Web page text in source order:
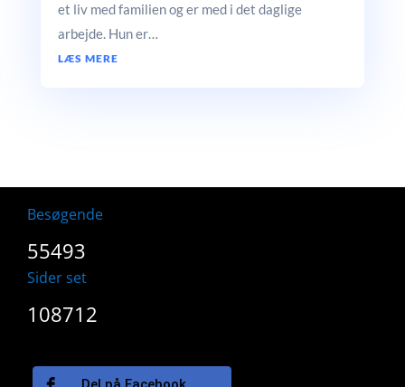
et liv med familien og er med i det daglige
arbejde. Hun er…
LÆS MERE
Besøgende
55493
Sider set
108712